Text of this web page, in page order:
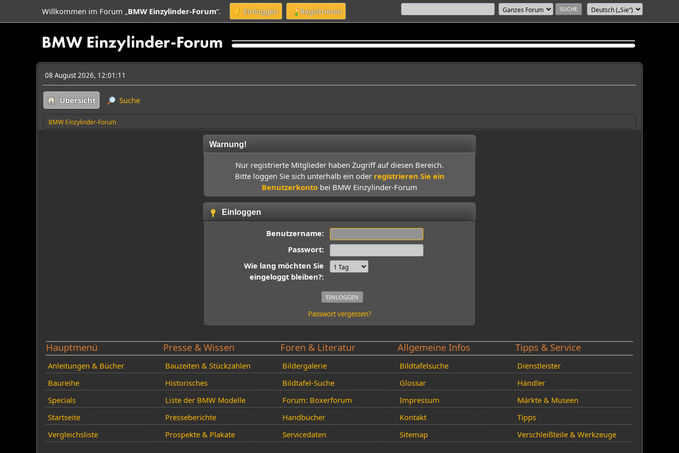
Willkommen im Forum „BMW Einzylinder-Forum“. Einloggen Registrieren
08 August 2026, 12:01:11
Übersicht Suche
BMW Einzylinder-Forum
Warnung!
Nur registrierte Mitglieder haben Zugriff auf diesen Bereich.
Bitte loggen Sie sich unterhalb ein oder registrieren Sie ein
Benutzerkonto bei BMW Einzylinder-Forum
Einloggen
Benutzername:
Passwort:
Wie lang möchten Sie
eingeloggt bleiben?:
Passwort vergessen?
Hauptmenü
Anleitungen & Bücher
Baureihe
Specials
Startseite
Vergleichsliste
Presse & Wissen
Bauzeiten & Stückzahlen
Historisches
Liste der BMW Modelle
Presseberichte
Prospekte & Plakate
Foren & Literatur
Bildergalerie
Bildtafel-Suche
Forum: Boxerforum
Handbücher
Servicedaten
Allgemeine Infos
Bildtafelsuche
Glossar
Impressum
Kontakt
Sitemap
Tipps & Service
Dienstleister
Händler
Märkte & Museen
Tipps
Verschleißteile & Werkzeuge